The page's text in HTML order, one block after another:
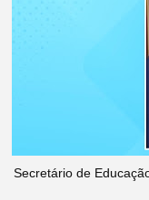
Secretário de